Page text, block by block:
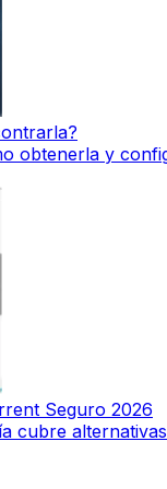
obtenerla y
Seguro 2026
cubre